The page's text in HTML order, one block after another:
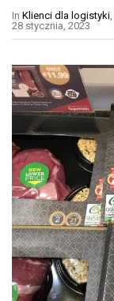
In Klienci dla logistyki,
28 stycznia, 2023